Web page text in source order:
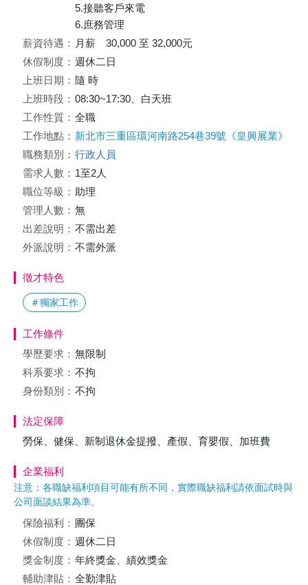
5.接聽客戶來電
6.庶務管理
薪資待遇： 月薪 30,000 至 32,000元
休假制度： 週休二日
上班日期： 隨 時
上班時段： 08:30~17:30、白天班
工作性質： 全職
工作地點： 新北市三重區環河南路254巷39號《皇興展業》
職務類別： 行政人員
需求人數： 1至2人
職位等級： 助理
管理人數： 無
出差說明： 不需出差
外派說明： 不需外派
徵才特色
＃獨家工作
工作條件
學歷要求： 無限制
科系要求： 不拘
身份類別： 不拘
法定保障
勞保、健保、新制退休金提撥、產假、育嬰假、加班費
企業福利
注意：各職缺福利項目可能有所不同，實際職缺福利請依面試時與
公司面談結果為準。
保險福利： 團保
休假制度： 週休二日
獎金制度： 年終獎金、績效獎金
輔助津貼： 全勤津貼